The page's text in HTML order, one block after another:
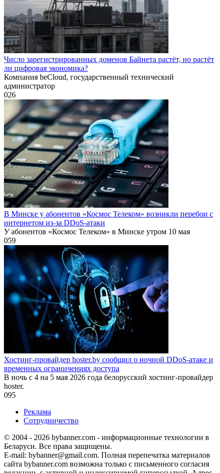
Число зарегистрированных доменов Байнета растёт, но растёт
ли цифровая экономика?
Компания beCloud, государственный технический
администратор
026
В Минске у абонентов «Космос Телеком» возникли перебои с
интернетом из-за DDoS-атаки
У абонентов «Космос Телеком» в Минске утром 10 мая
059
Хостинг-провайдер hoster.by сообщил о ночной DDoS-атаке и
временных ограничениях доступа
В ночь с 4 на 5 мая 2026 года белорусский хостинг-провайдер
hoster.
095
Реклама
Сотрудничество
© 2004 - 2026 bybanner.com - информационные технологии в
Беларуси. Все права защищены.
E-mail: bybanner@gmail.com. Полная перепечатка материалов
сайта bybanner.com возможна только с письменного согласия